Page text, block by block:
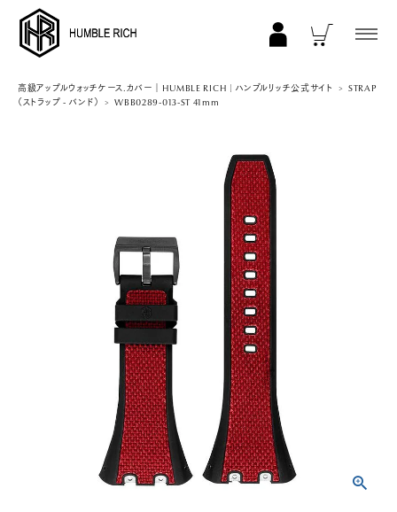
COLLECTION
AppleWatch 11/10(46mm)
AppleWatch Ultra 2/1(49mm)
AppleWatch 9/8/7 (41mm)
AppleWatch 9/8/7 (45mm)
AppleWatch SE 3/2/1 (40mm)
AppleWatch SE 3/2/1 (44mm)
STRAP/Accessory
高級アップルウォッチケース.カバー｜HUMBLE RICH | ハンブルリッチ公式サイト
STRAP
（ストラップ - バンド）
WBB0289-013-ST 41mm